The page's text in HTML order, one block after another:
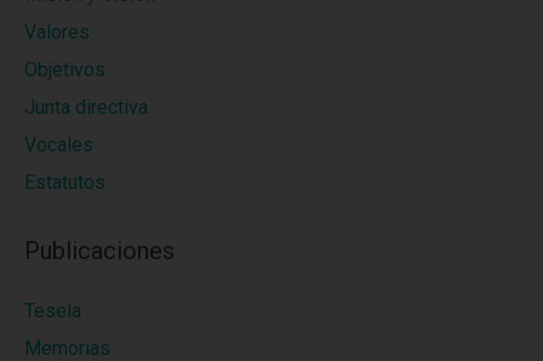
Valores
Objetivos
Junta directiva
Vocales
Estatutos
Publicaciones
Tesela
Memorias